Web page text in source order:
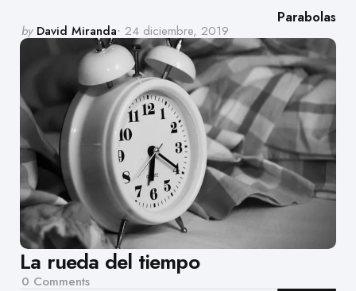
Parabolas
Posted
by
by David Miranda 24 diciembre, 2019
La rueda del tiempo
0 Comments